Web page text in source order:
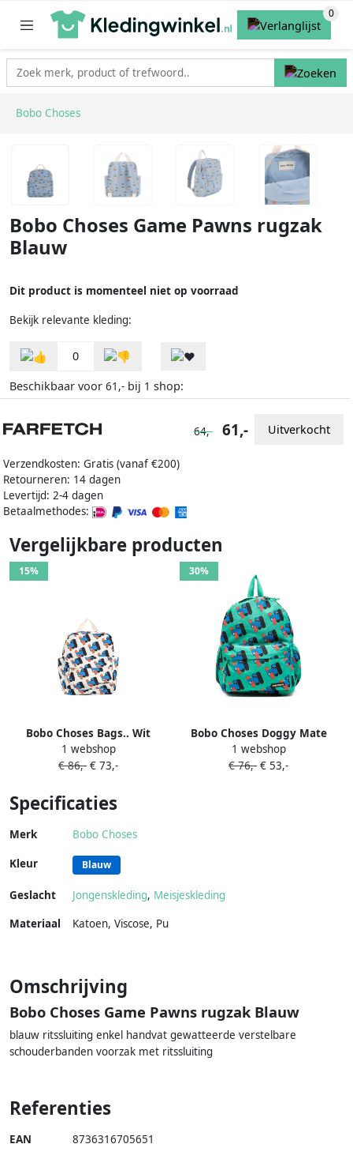
Bobo Choses
Bobo Choses Game Pawns rugzak
Blauw
Dit product is momenteel niet op voorraad
Bekijk relevante kleding:
0
Beschikbaar voor 61,- bij 1 shop:
Verzendkosten: Gratis (vanaf €200)
Retourneren: 14 dagen
Levertijd: 2-4 dagen
Betaalmethodes:
64,- 61,- Uitverkocht
Vergelijkbare producten
15%
Bobo Choses Bags.. Wit
1 webshop
€ 86,- € 73,-
30%
Bobo Choses Doggy Mate
rugzak Groen
1 webshop
€ 76,- € 53,-
Specificaties
Merk Bobo Choses
Kleur Blauw
Geslacht Jongenskleding, Meisjeskleding
Materiaal
Katoen, Viscose, Pu
Omschrijving
Bobo Choses Game Pawns rugzak Blauw
blauw ritssluiting enkel handvat gewatteerde verstelbare
schouderbanden voorzak met ritssluiting
Referenties
EAN 8736316705651